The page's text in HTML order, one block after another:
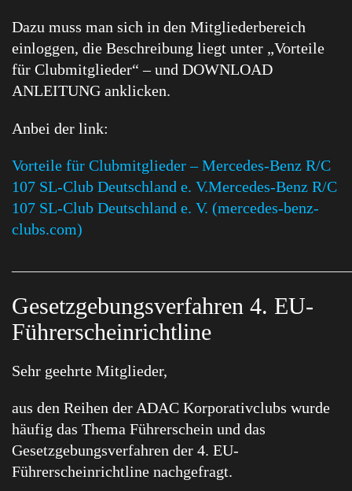
Dazu muss man sich in den Mitgliederbereich
einloggen, die Beschreibung liegt unter „Vorteile
für Clubmitglieder“ – und DOWNLOAD
ANLEITUNG anklicken.
Anbei der link:
Vorteile für Clubmitglieder – Mercedes-Benz R/C
107 SL-Club Deutschland e. V.Mercedes-Benz R/C
107 SL-Club Deutschland e. V. (mercedes-benz-
clubs.com)
Gesetzgebungsverfahren 4. EU-
Führerscheinrichtline
Sehr geehrte Mitglieder,
aus den Reihen der ADAC Korporativclubs wurde
häufig das Thema Führerschein und das
Gesetzgebungsverfahren der 4. EU-
Führerscheinrichtline nachgefragt.